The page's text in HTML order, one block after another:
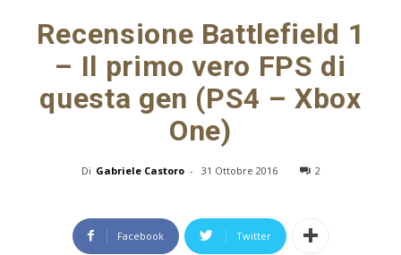
Recensione Battlefield 1
– Il primo vero FPS di
questa gen (PS4 – Xbox
One)
Di Gabriele Castoro - 31 Ottobre 2016 2
Facebook Twitter